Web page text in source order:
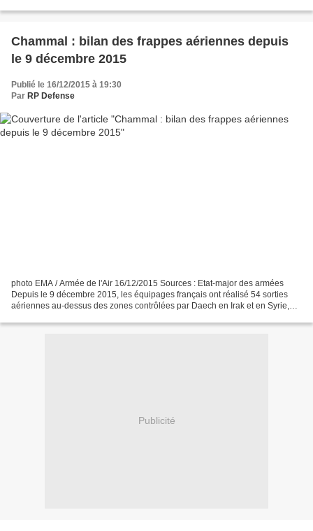
Chammal : bilan des frappes aériennes depuis
le 9 décembre 2015
Publié le 16/12/2015 à 19:30
Par RP Defense
photo EMA / Armée de l'Air 16/12/2015 Sources : Etat-major des armées
Depuis le 9 décembre 2015, les équipages français ont réalisé 54 sorties
aériennes au-dessus des zones contrôlées par Daech en Irak et en Syrie,
Publicité